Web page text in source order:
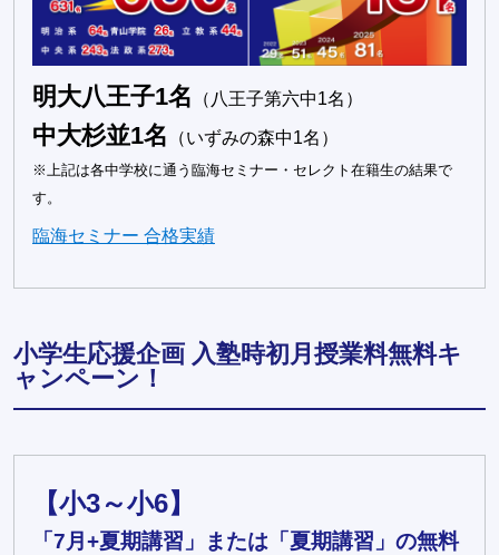
明大八王子1名 （八王子第六中1名）
中大杉並1名 （いずみの森中1名）
※上記は各中学校に通う臨海セミナー・セレクト在籍生の結果で
す。
臨海セミナー 合格実績
小学生応援企画 入塾時初月授業料無料キ
ャンペーン！
【小3～小6】
「7月+夏期講習」または「夏期講習」の無料